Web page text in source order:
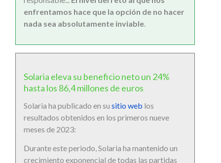
enfrentamos hace que la opción de no hacer
nada sea absolutamente inviable
Solaria eleva su beneficio neto un 24%
hasta los 86,4 millones de euros
Solaria ha publicado en su sitio web los
resultados obtenidos en los primeros nueve
meses de 2023:
Durante este periodo, Solaria ha mantenido un
crecimiento exponencial de todas las partidas